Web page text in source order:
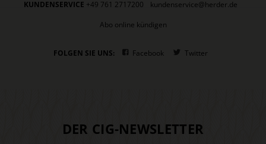
KUNDENSERVICE +49 761 2717200
kundenservice@herder.de
Abo online kündigen
FOLGEN SIE UNS: Facebook Twitter
DER CIG-NEWSLETTER